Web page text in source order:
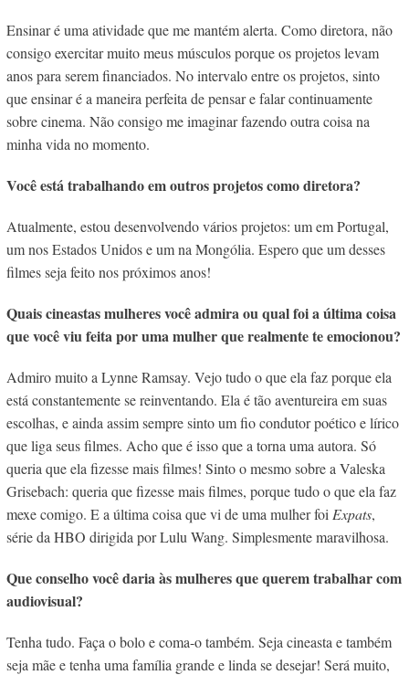
Ensinar é uma atividade que me mantém alerta. Como diretora, não
consigo exercitar muito meus músculos porque os projetos levam
anos para serem financiados. No intervalo entre os projetos, sinto
que ensinar é a maneira perfeita de pensar e falar continuamente
sobre cinema. Não consigo me imaginar fazendo outra coisa na
minha vida no momento.
Você está trabalhando em outros projetos como diretora?
Atualmente, estou desenvolvendo vários projetos: um em Portugal,
um nos Estados Unidos e um na Mongólia. Espero que um desses
filmes seja feito nos próximos anos!
Quais cineastas mulheres você admira ou qual foi a última coisa
que você viu feita por uma mulher que realmente te emocionou?
Admiro muito a Lynne Ramsay. Vejo tudo o que ela faz porque ela
está constantemente se reinventando. Ela é tão aventureira em suas
escolhas, e ainda assim sempre sinto um fio condutor poético e lírico
que liga seus filmes. Acho que é isso que a torna uma autora. Só
queria que ela fizesse mais filmes! Sinto o mesmo sobre a Valeska
Grisebach: queria que fizesse mais filmes, porque tudo o que ela faz
mexe comigo. E a última coisa que vi de uma mulher foi Expats,
série da HBO dirigida por Lulu Wang. Simplesmente maravilhosa.
Que conselho você daria às mulheres que querem trabalhar com
audiovisual?
Tenha tudo. Faça o bolo e coma-o também. Seja cineasta e também
seja mãe e tenha uma família grande e linda se desejar! Será muito,